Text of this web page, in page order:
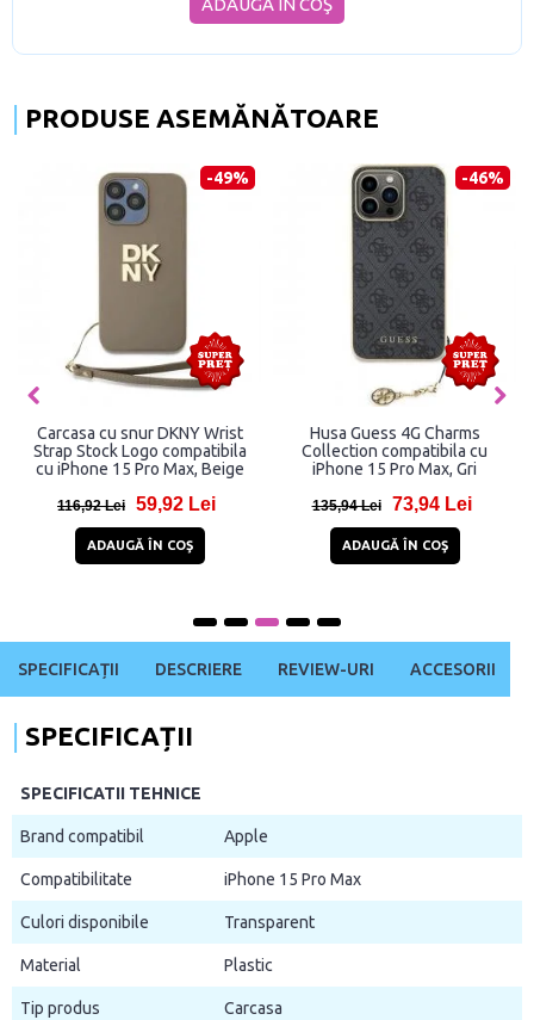
ADAUGĂ ÎN COŞ
PRODUSE ASEMĂNĂTOARE
-49%
Carcasa cu snur DKNY Wrist
Strap Stock Logo compatibila
cu iPhone 15 Pro Max, Beige
116,92 Lei 59,92 Lei
ADAUGĂ ÎN COŞ
-46%
Husa Guess 4G Charms
Collection compatibila cu
iPhone 15 Pro Max, Gri
135,94 Lei 73,94 Lei
ADAUGĂ ÎN COŞ
SPECIFICAȚII DESCRIERE REVIEW-URI ACCESORII
SPECIFICAȚII
SPECIFICATII TEHNICE
Brand compatibil Apple
Compatibilitate iPhone 15 Pro Max
Culori disponibile Transparent
Material Plastic
Tip produs Carcasa